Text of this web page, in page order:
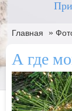
Главная »
А где